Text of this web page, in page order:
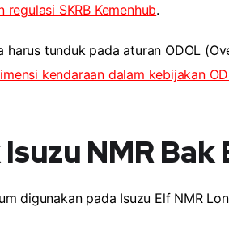
SKRB Kemenhub.
harus tunduk pada aturan ODOL
kendaraan dalam kebijakan
NMR Bak
digunakan pada Isuzu Elf NMR